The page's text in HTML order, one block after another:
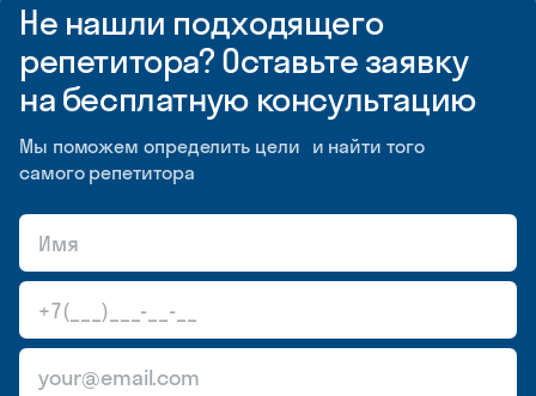
Не нашли подходящего
репетитора? Оставьте заявку
на бесплатную консультацию
Мы поможем определить цели и найти того
самого репетитора